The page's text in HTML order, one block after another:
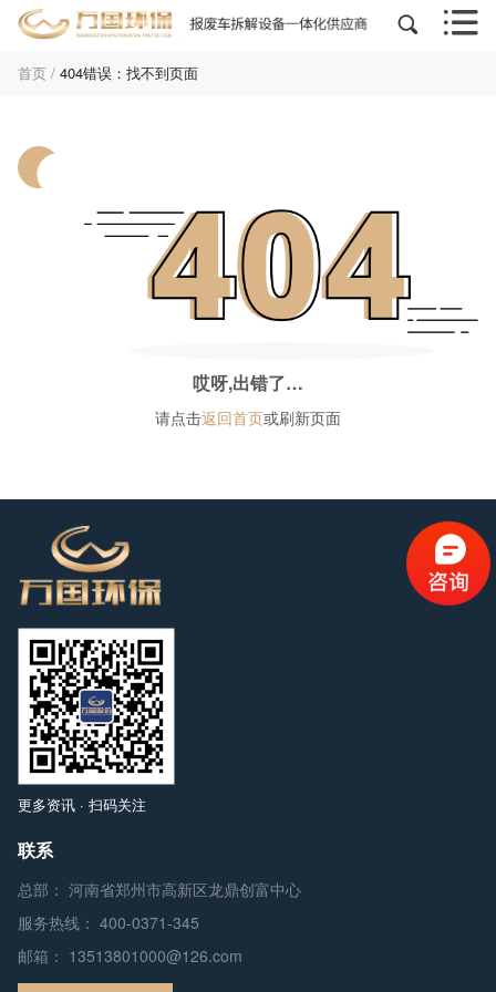
 
首页 / 404错误：找不到页面
哎呀,出错了…
请点击返回首页或刷新页面
更多资讯 · 扫码关注
联系
总部： 河南省郑州市高新区龙鼎创富中心
服务热线： 400-0371-345
邮箱： 13513801000@126.com